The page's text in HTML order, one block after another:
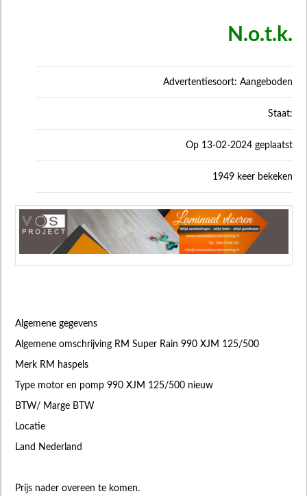
N.o.t.k.
Advertentiesoort: Aangeboden
Staat:
Op 13-02-2024 geplaatst
1949 keer bekeken
Algemene gegevens
Algemene omschrijving RM Super Rain 990 XJM 125/500
Merk RM haspels
Type motor en pomp 990 XJM 125/500 nieuw
BTW/ Marge BTW
Locatie
Land Nederland
Prijs nader overeen te komen.